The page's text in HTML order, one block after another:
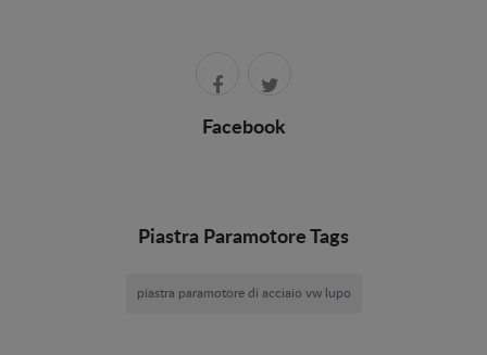
Facebook
Piastra Paramotore Tags
piastra paramotore di acciaio vw lupo